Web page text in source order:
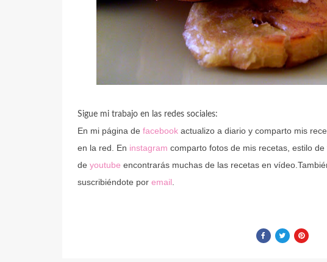
Sigue mi trabajo en las redes sociales:
En mi página de facebook actualizo a diario y comparto mis
en la red. En instagram comparto fotos de mis recetas, estilo
de youtube encontrarás muchas de las recetas en
suscribiéndote por email